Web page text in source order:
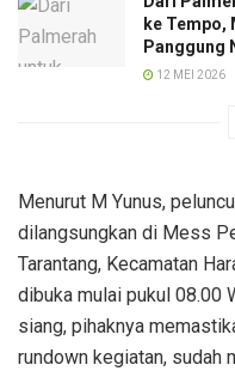
ke Tempo,
Panggung
12 MEI 2026
Menurut M Yunus,
dilangsungkan di Mess
Tarantang, Kecamatan
dibuka mulai pukul 08.00
siang, pihaknya
rundown kegiatan, sudah